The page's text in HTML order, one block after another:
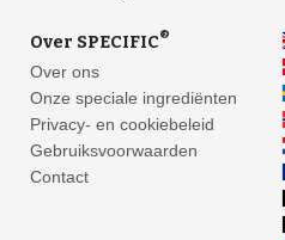
Over SPECIFIC®
Over ons
Onze speciale ingrediënten
Privacy- en cookiebeleid
Gebruiksvoorwaarden
Contact